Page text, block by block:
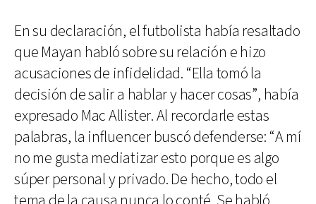
En su declaración, el futbolista había resaltado
que Mayan habló sobre su relación e hizo
acusaciones de infidelidad. “Ella tomó la
decisión de salir a hablar y hacer cosas”, había
expresado Mac Allister. Al recordarle estas
palabras, la influencer buscó defenderse: “A mí
no me gusta mediatizar esto porque es algo
súper personal y privado. De hecho, todo el